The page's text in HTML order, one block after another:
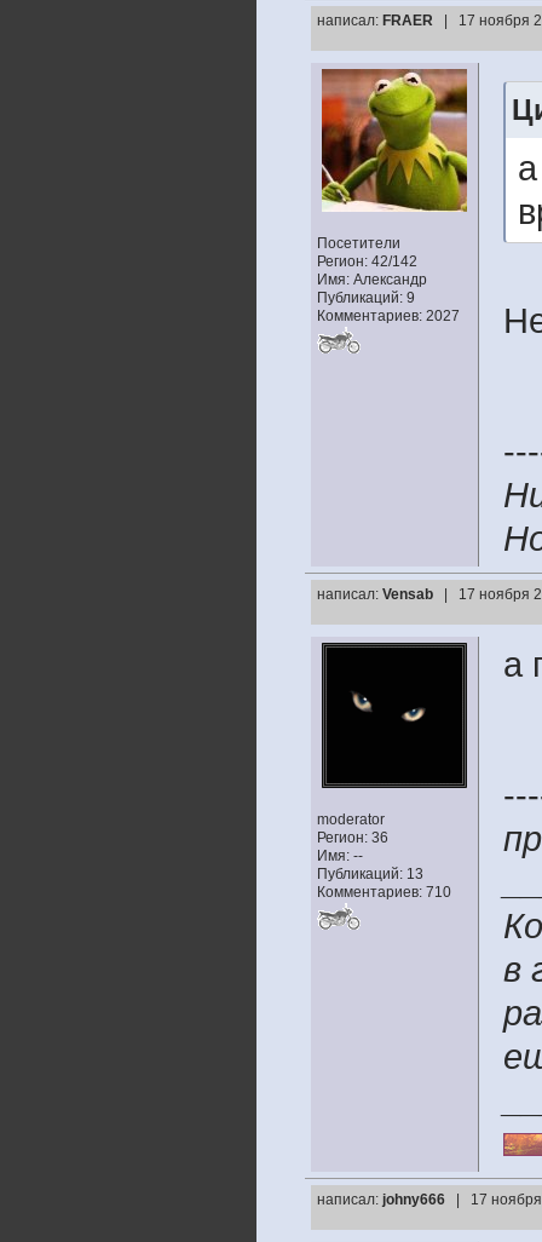
написал: FRAER | 17 ноября
Посетители
Регион: 42/142
Имя: Александр
Публикаций: 9
Комментариев: 2027
написал: Vensab | 17 ноября
moderator
Регион: 36
Имя: --
Публикаций: 13
Комментариев: 710
а
в
написал: johny666 | 17